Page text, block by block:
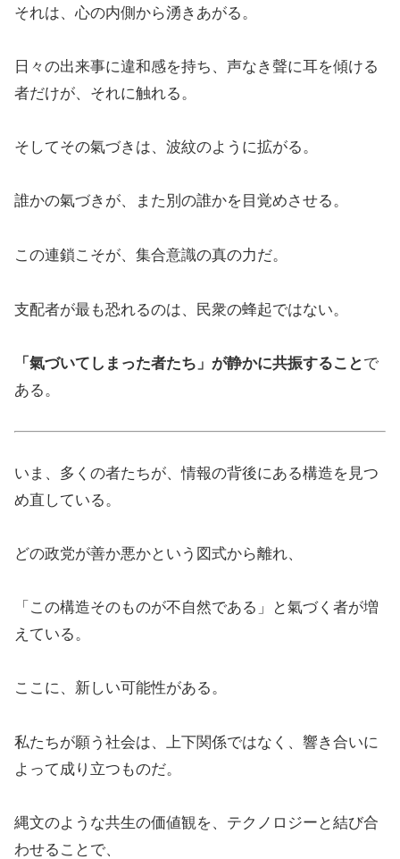
それは、心の内側から湧きあがる。
日々の出来事に違和感を持ち、声なき聲に耳を傾ける
者だけが、それに触れる。
そしてその氣づきは、波紋のように拡がる。
誰かの氣づきが、また別の誰かを目覚めさせる。
この連鎖こそが、集合意識の真の力だ。
支配者が最も恐れるのは、民衆の蜂起ではない。
「氣づいてしまった者たち」が静かに共振すること で
ある。
いま、多くの者たちが、情報の背後にある構造を見つ
め直している。
どの政党が善か悪かという図式から離れ、
「この構造そのものが不自然である」と氣づく者が増
えている。
ここに、新しい可能性がある。
私たちが願う社会は、上下関係ではなく、響き合いに
よって成り立つものだ。
縄文のような共生の価値観を、テクノロジーと結び合
わせることで、